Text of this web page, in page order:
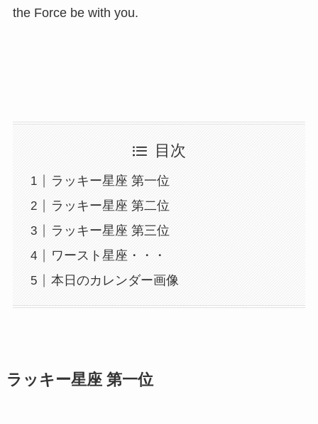
the Force be with you.
目次
ラッキー星座 第一位
ラッキー星座 第二位
ラッキー星座 第三位
ワースト星座・・・
本日のカレンダー画像
ラッキー星座 第一位